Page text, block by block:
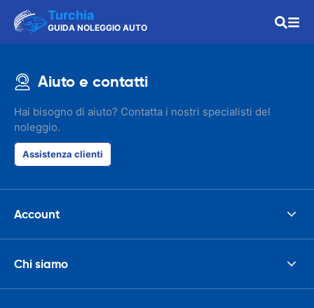
Turchia
GUIDA NOLEGGIO AUTO
Aiuto e contatti
Hai bisogno di aiuto? Contatta i nostri specialisti del
noleggio.
Assistenza clienti
Account
Chi siamo